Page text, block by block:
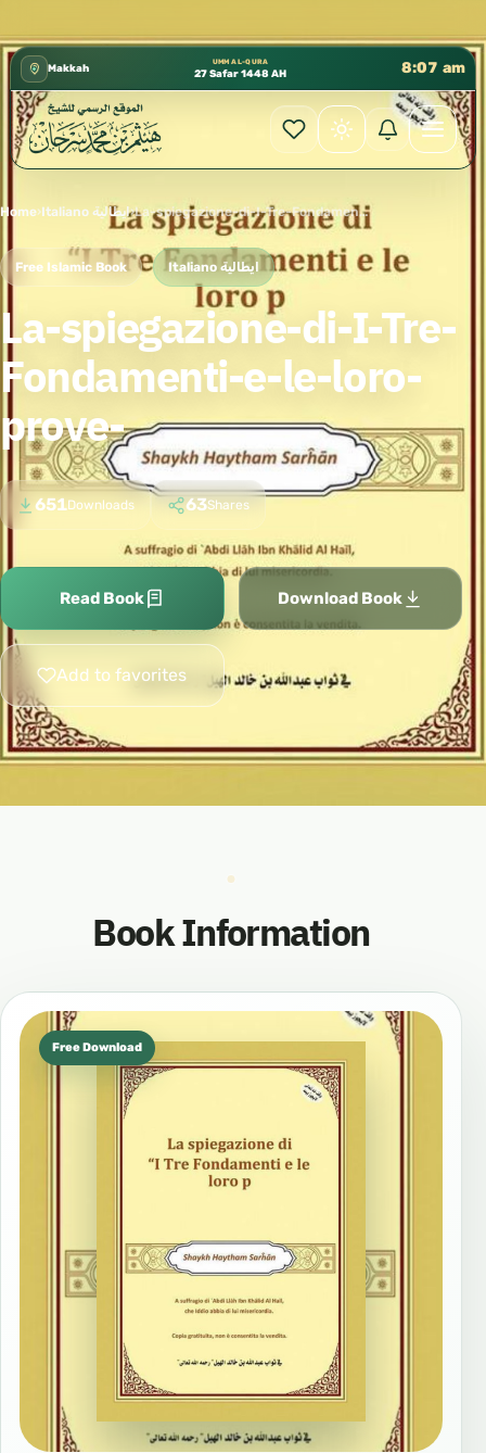
Makkah
UMM AL-QURA
27 Safar 1448 AH 8:07 am
Home› Italiano ايطالية› La-spiegazione-di-I-Tre-Fondamenti-e-le-loro-prove-
Free Islamic Book Italiano ايطالية
La-spiegazione-di-I-Tre-
Fondamenti-e-le-loro-
prove-
651Downloads 63Shares
Read Book Download Book
Add to favorites
Book Information
Free Download